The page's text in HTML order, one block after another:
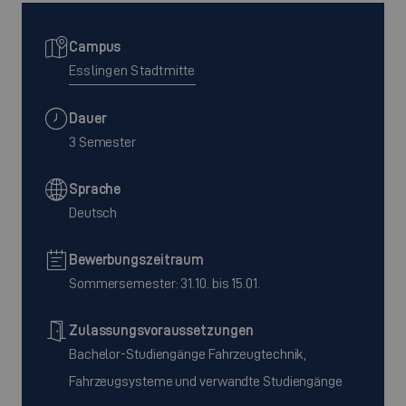
Campus
Esslingen Stadtmitte
Dauer
3 Semester
Sprache
Deutsch
Bewerbungszeitraum
Sommersemester: 31.10. bis 15.01.
Zulassungsvoraussetzungen
Bachelor-Studiengänge Fahrzeugtechnik,
Fahrzeugsysteme und verwandte Studiengänge